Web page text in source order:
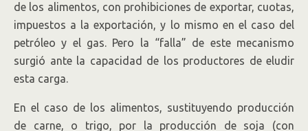
de los alimentos, con prohibiciones de exportar, cuotas,
impuestos a la exportación, y lo mismo en el caso del
petróleo y el gas. Pero la “falla” de este mecanismo
surgió ante la capacidad de los productores de eludir
esta carga.
En el caso de los alimentos, sustituyendo producción
de carne, o trigo, por la producción de soja (con